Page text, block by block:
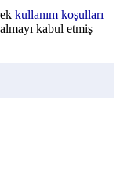
kullanım koşulları
kabul etmiş